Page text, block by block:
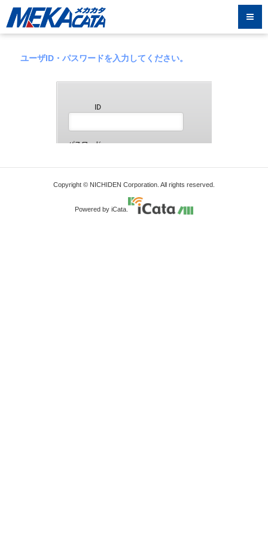
ユーザID・パスワードを入力してください。
Copyright © NICHIDEN Corporation. All rights reserved.
Powered by iCata.